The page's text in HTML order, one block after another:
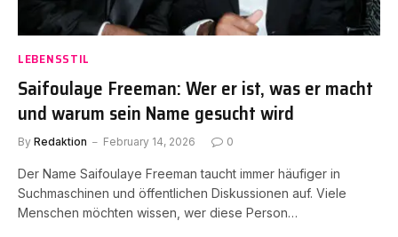
LEBENSSTIL
Saifoulaye Freeman: Wer er ist, was er macht
und warum sein Name gesucht wird
By Redaktion February 14, 2026 0
Der Name Saifoulaye Freeman taucht immer häufiger in
Suchmaschinen und öffentlichen Diskussionen auf. Viele
Menschen möchten wissen, wer diese Person…